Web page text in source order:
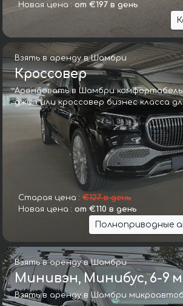
Новая цена : от €197 в день
Взять в аренду в Шамбри
Кроссовер
Арендовать в Шамбри
джип или кроссовер бизнес класса
Старая цена : €127 в день
Новая цена : от €110 в день
Полноприводные
Взять в аренду в Шамбри
Минивэн, Минибус, 6-9
Взять в аренду в Шамбри